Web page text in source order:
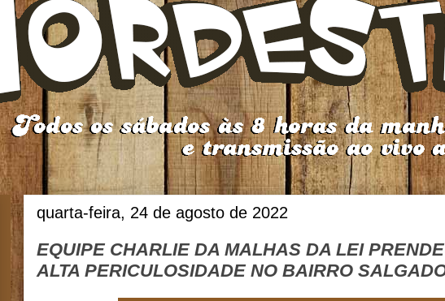
quarta-feira, 24 de agosto de 2022
EQUIPE CHARLIE DA MALHAS DA LEI
ALTA PERICULOSIDADE NO BAIRRO